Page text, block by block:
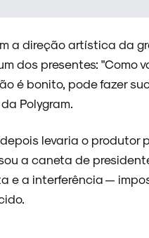
a direção artística da
dos presentes:
é bonito, pode fazer
Polygram.
levaria o produtor
a caneta de
e a interferência —